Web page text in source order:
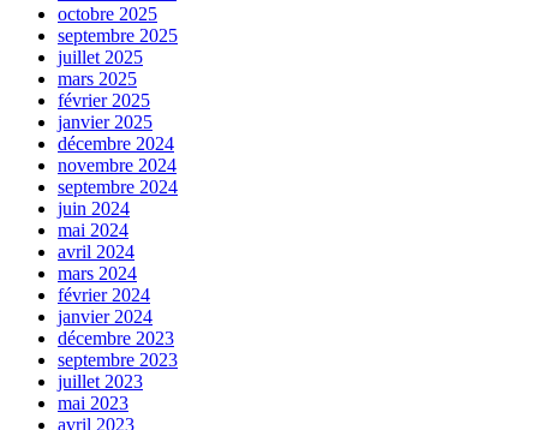
octobre 2025
septembre 2025
juillet 2025
mars 2025
février 2025
janvier 2025
décembre 2024
novembre 2024
septembre 2024
juin 2024
mai 2024
avril 2024
mars 2024
février 2024
janvier 2024
décembre 2023
septembre 2023
juillet 2023
mai 2023
avril 2023